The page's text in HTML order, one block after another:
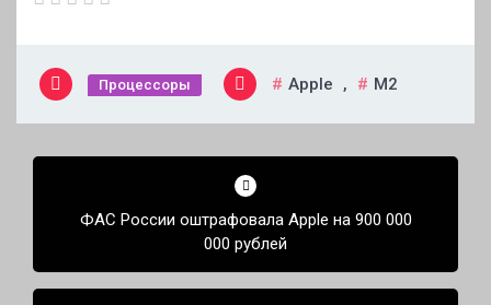
Процессоры Apple , M2
Навигация
записямФАС России оштрафовала Apple на 900 000
000 рублей